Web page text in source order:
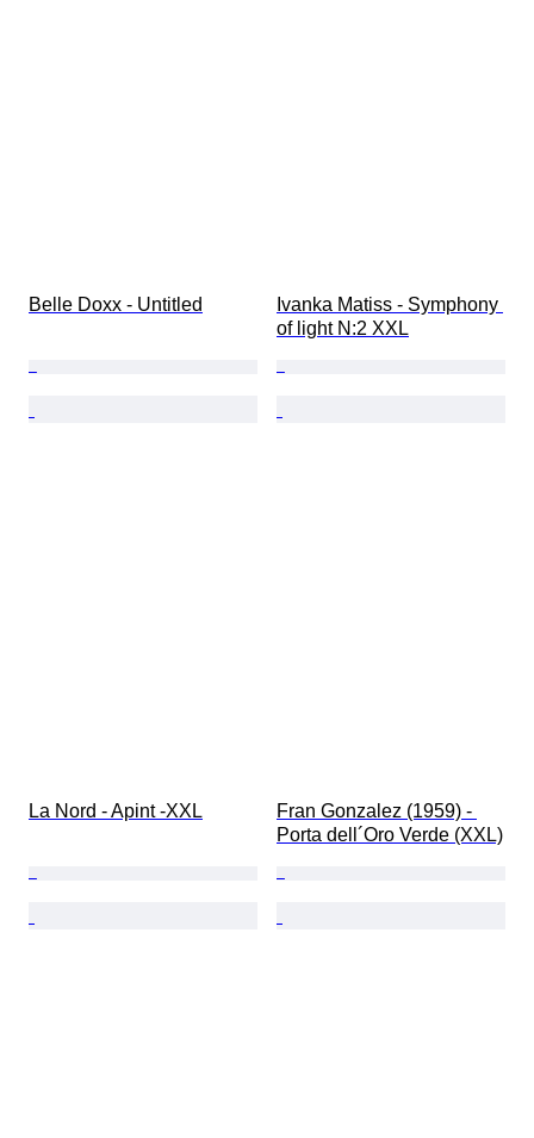
Belle Doxx - Untitled
Ivanka Matiss - Symphony
of light N:2 XXL
La Nord - Apint -XXL
Fran Gonzalez (1959) -
Porta dell´Oro Verde (XXL)